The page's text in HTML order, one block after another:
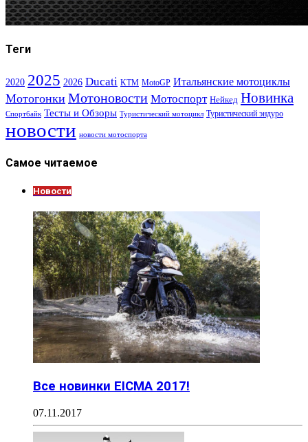
Теги
2020 2025 2026 Ducati KTM MotoGP Итальянские мотоциклы
Мотогонки Мотоновости Мотоспорт Нейкед Новинка
Спортбайк Тесты и Обзоры Туристический мотоцикл Туристический эндуро
новости новости мотоспорта
Самое читаемое
Новости
Все новинки EICMA 2017!
07.11.2017